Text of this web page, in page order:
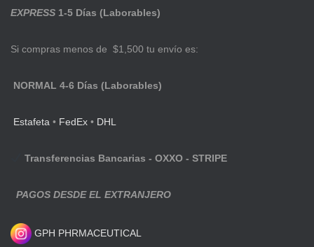
EXPRESS 1-5 Días (Laborables)
Si compras menos de $1,500 tu envío es:
NORMAL 4-6 Días (Laborables)
Estafeta • FedEx • DHL
Transferencias Bancarias - OXXO - STRIPE
PAGOS DESDE EL EXTRANJERO
GPH PHRMACEUTICAL